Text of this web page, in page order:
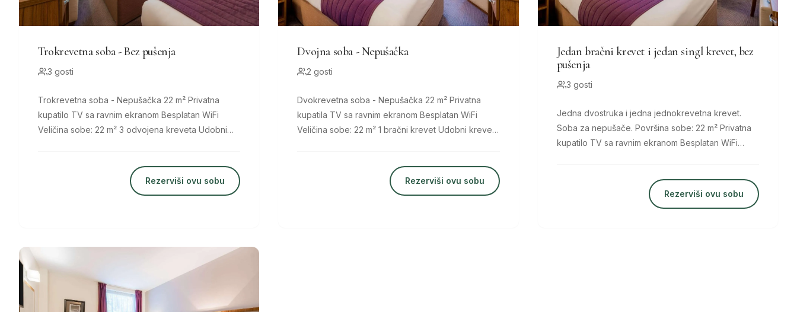
Trokrevetna soba - Bez pušenja
3 gosti
Trokrevetna soba - Nepušačka 22 m² Privatna
kupatilo TV sa ravnim ekranom Besplatan WiFi
Veličina sobe: 22 m² 3 odvojena kreveta Udobni
Rezerviši ovu sobu
Dvojna soba - Nepušačka
2 gosti
Dvokrevetna soba - Nepušačka 22 m² Privatna
kupatila TV sa ravnim ekranom Besplatan WiFi
Veličina sobe: 22 m² 1 bračni krevet Udobni kreveti,
Rezerviši ovu sobu
Jedan bračni krevet i jedan singl krevet, bez
pušenja
3 gosti
Jedna dvostruka i jedna jednokrevetna krevet.
Soba za nepušače. Površina sobe: 22 m² Privatna
kupatilo TV sa ravnim ekranom Besplatan WiFi
Rezerviši ovu sobu